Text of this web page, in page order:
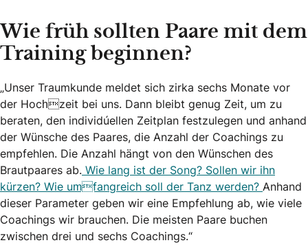
Wie früh sollten Paare mit dem
Training beginnen?
„Unser Traumkunde meldet sich zirka sechs Monate vor
der Hochzeit bei uns. Dann bleibt genug Zeit, um zu
beraten, den individuellen Zeitplan festzulegen und anhand
der Wünsche des Paares, die Anzahl der Coachings zu
empfehlen. Die Anzahl hängt von den Wünschen des
Brautpaares ab. Wie lang ist der Song? Sollen wir ihn
kürzen? Wie umfangreich soll der Tanz werden? Anhand
dieser Parameter geben wir eine Empfehlung ab, wie viele
Coachings wir brauchen. Die meisten Paare buchen
zwischen drei und sechs Coachings.“